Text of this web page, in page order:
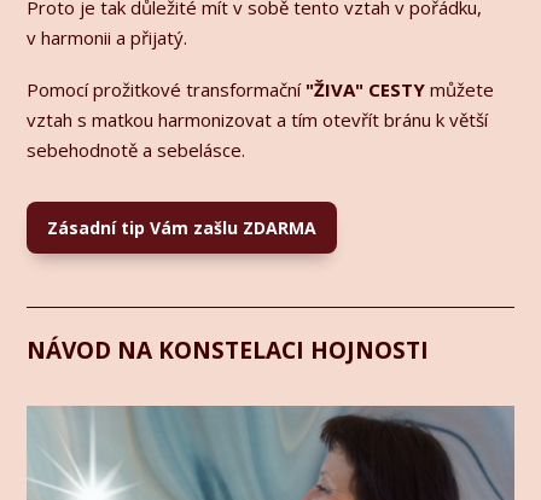
Proto je tak důležité mít v sobě tento vztah v pořádku,
v harmonii a přijatý.
Pomocí prožitkové transformační "ŽIVA" CESTYmůžete
vztah s matkou harmonizovat a tím otevřít bránu k větší
sebehodnotě a sebelásce.
Zásadní tip Vám zašlu ZDARMA
NÁVOD NA KONSTELACI HOJNOSTI